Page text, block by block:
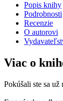
Popis knihy
Podrobnosti
Recenzie
O autorovi
Viac o
Pokúšali ste sa